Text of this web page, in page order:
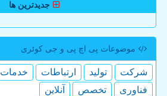
جدیدترین ها
موضوعات پی اچ پی و جی كوئری
شركت تولید ارتباطات خدمات
فناوری
تخصص آنلاین